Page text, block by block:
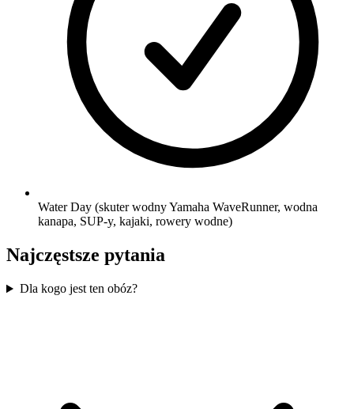
Water Day (skuter wodny Yamaha WaveRunner, wodna
kanapa, SUP-y, kajaki, rowery wodne)
Najczęstsze pytania
Dla kogo jest ten obóz?